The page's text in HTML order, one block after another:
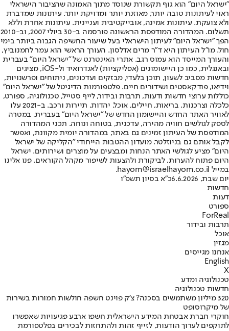
"ישראל היום" הוא גוף תקשורת שנוסד מתוך האמונה שהציבור הישראלי
ראוי לעיתונות טובה יותר, מאוזנת יותר ומדויקת יותר. עיתונות שמדברת
ולא צועקת. עיתונות אמינה, אובייקטיבית ועניינית. עיתונות אחרת וללא
תשלום. המהדורה המודפסת הראשונה פורסמה ב-30 ביולי 2007, וב-2010
הפך "ישראל היום" לעיתון הישראלי בעל שיעור החשיפה הגבוה ביותר בימי
חול. מו"ל העיתון היא ד"ר מרים אדלסון. העורך הראשי הוא עמר לחמנוביץ,
והעורך המייסד הוא עמוס רגב. אתרי האינטרנט של "ישראל היום" בעברית
ובאנגלית, כמו כן היישומונים (אפליקציות) לאנדרואיד ול-iOS, מציגים
חדשות מסביב לשעון, תוכן בלעדי, מבזקים ועדכונים, ניתוחים ופרשנויות,
וידיאו, פודקאסטים ושידורים חיים. פלטפורמות הדיגיטל של "ישראל היום"
כוללות ערוצי חדשות ודעות, תרבות ובידור, לייף סטייל, טכנולוגיה, ספורט,
כלכלה וצרכנות, בריאות, חיילים, אוכל, יהדות, תיירות ורכב. ב-2021 עלו
לאוויר האתר החדש והיישומון החדש של "ישראל היום" בעברית, במטרה
לספק לגולשים חוויה מהירה, עדכנית, בטוחה ונוחה. תכני המהדורה
המודפסת של העיתון זמינים גם באתר, במהדורה יומית מקוונת, ואפשר
לקבל אותם גם בניוזלטר. מועדון ההטבות הייחודי "הקליקה של ישראל
היום" מציע לגולשי האתר הנחות ומבצעים על מוצרים ושירותים. ישראל
היום פתוח להערות, לביקורת ולהצעות לשיפור מקהל הקוראים. פנו אלינו
במייל hayom@israelhayom.co.il.
יום שבת, 6.6.2026
כ"א בסיון תשפ"ו
חדשות
דעות
ספורט
ForReal
תרבות ובידור
אוכל
מגזין
אנחנו מגייסים
English
X
טכנולוגיה ומדע
חדשות טכנולוגיה
320 מיליון משתמשים בסכנה? צ'ק פוינט חשפה חולשות חמורות בשירות
של מיקרוסופט
חוקרי חברת אבטחת המידע הישראלית חשפו ארבע פגיעויות שאפשרו
לתוקפים לערוך הודעות, לזייף זהות ולהתחזות לבכירים בפלטפורמת